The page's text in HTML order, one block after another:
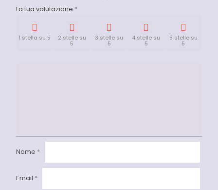
La tua valutazione *
1 stella su 5 2 stelle su
5
3 stelle su
5
4 stelle su
5
5 stelle su
5
Nome *
Email *